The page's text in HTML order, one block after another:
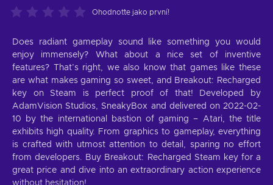
Ohodnoťte jako první!
Does radiant gameplay sound like something you would
enjoy immensely? What about a nice set of inventive
features? That’s right, we also know that games like these
are what makes gaming so sweet, and Breakout: Recharged
key on Steam is perfect proof of that! Developed by
AdamVision Studios, SneakyBox and delivered on 2022-02-
10 by the international bastion of gaming – Atari, the title
exhibits high quality. From graphics to gameplay, everything
is crafted with utmost attention to detail, sparing no effort
from developers. Buy Breakout: Recharged Steam key for a
great price and dive into an extraordinary action experience
without hesitation!